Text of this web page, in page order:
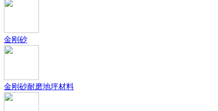
金刚砂
金刚砂耐磨地坪材料